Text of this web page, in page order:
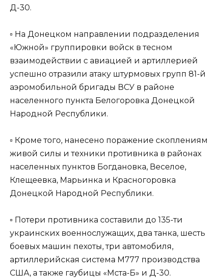
Д-30.
▫️ На Донецком направлении подразделения
«Южной» группировки войск в тесном
взаимодействии с авиацией и артиллерией
успешно отразили атаку штурмовых групп 81-й
аэромобильной бригады ВСУ в районе
населенного пункта Белогоровка Донецкой
Народной Республики.
▫️ Кроме того, нанесено поражение скоплениям
живой силы и техники противника в районах
населенных пунктов Богдановка, Веселое,
Клещеевка, Марьинка и Красногоровка
Донецкой Народной Республики.
▫️ Потери противника составили до 135-ти
украинских военнослужащих, два танка, шесть
боевых машин пехоты, три автомобиля,
артиллерийская система М777 производства
США, а также гаубицы «Мста-Б» и Д-30.